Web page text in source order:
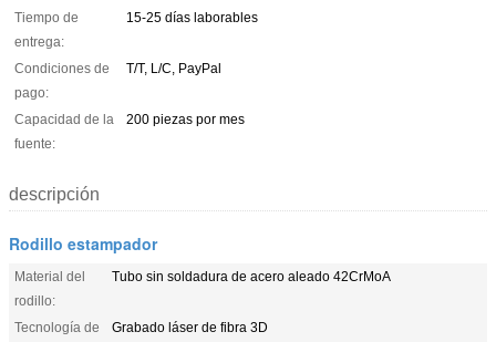
Tiempo de
entrega:
15-25 días laborables
Condiciones de
pago:
T/T, L/C, PayPal
Capacidad de la
fuente:
200 piezas por mes
descripción
Rodillo estampador
Material del
rodillo:
Tubo sin soldadura de acero aleado 42CrMoA
Tecnología de
Grabado láser de fibra 3D